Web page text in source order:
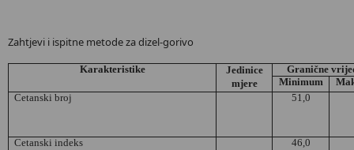
Zahtjevi i ispitne metode za dizel-gorivo
Karakteristike
Jedinice
mjere
Granične
Minimum
Cetanski broj
51,0
Cetanski indeks
46,0